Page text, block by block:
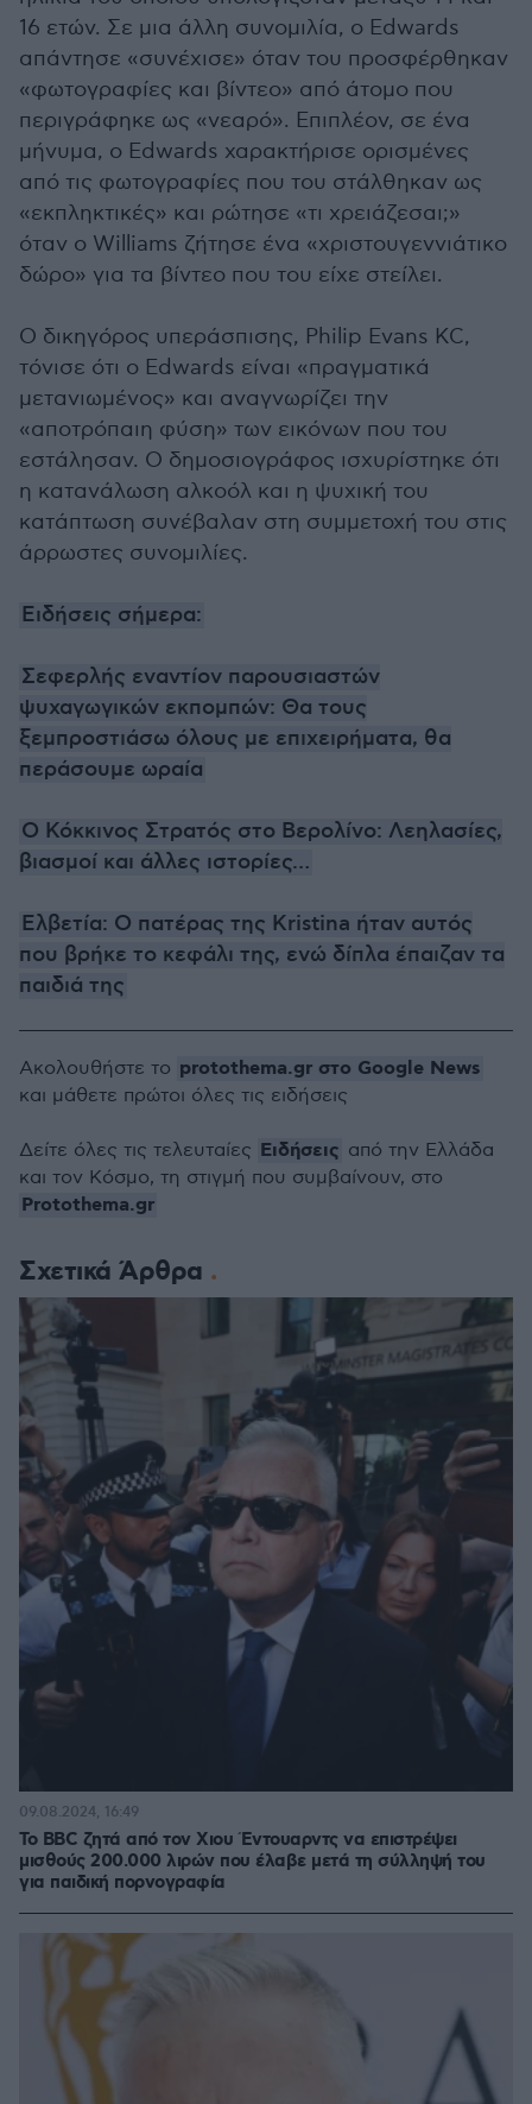
16 ετών. Σε μια άλλη συνομιλία, ο Edwards
απάντησε «συνέχισε» όταν του προσφέρθηκαν
«φωτογραφίες και βίντεο» από άτομο που
περιγράφηκε ως «νεαρό». Επιπλέον, σε ένα
μήνυμα, ο Edwards χαρακτήρισε ορισμένες
από τις φωτογραφίες που του στάλθηκαν ως
«εκπληκτικές» και ρώτησε «τι χρειάζεσαι;»
όταν ο Williams ζήτησε ένα «χριστουγεννιάτικο
δώρο» για τα βίντεο που του είχε στείλει.
Ο δικηγόρος υπεράσπισης, Philip Evans KC,
τόνισε ότι ο Edwards είναι «πραγματικά
μετανιωμένος» και αναγνωρίζει την
«αποτρόπαιη φύση» των εικόνων που του
εστάλησαν. Ο δημοσιογράφος ισχυρίστηκε ότι
η κατανάλωση αλκοόλ και η ψυχική του
κατάπτωση συνέβαλαν στη συμμετοχή του στις
άρρωστες συνομιλίες.
Ειδήσεις σήμερα:
Σεφερλής εναντίον παρουσιαστών
ψυχαγωγικών εκπομπών: Θα τους
ξεμπροστιάσω όλους με επιχειρήματα, θα
περάσουμε ωραία
Ο Κόκκινος Στρατός στο Βερολίνο: Λεηλασίες,
βιασμοί και άλλες ιστορίες…
Ελβετία: Ο πατέρας της Kristina ήταν αυτός
που βρήκε το κεφάλι της, ενώ δίπλα έπαιζαν τα
παιδιά της
Σχετικά Άρθρα
Το BBC ζητά από τον Χιου Έντουαρντς να επιστρέψει
μισθούς 200.000 λιρών που έλαβε μετά τη σύλληψή του
για παιδική πορνογραφία
09.08.2024, 16:49
Ακολουθήστε το protothema.gr στο Google News
και μάθετε πρώτοι όλες τις ειδήσεις
Δείτε όλες τις τελευταίες Ειδήσεις από την Ελλάδα
και τον Κόσμο, τη στιγμή που συμβαίνουν, στο
Protothema.gr